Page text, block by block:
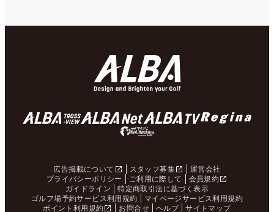
広告掲載について スタッフ募集
運営会社
プライバシーポリシー
ご利用に際して
会員規約
ガイドライン
特定商取引法に基づく表示
ゴルフ場予約サービス利用規約
マイページサービス利用規約
ポイント利用規約
お問合せ ヘルプ サイトマップ